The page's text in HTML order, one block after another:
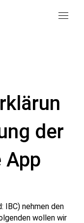
der
App
IBC) nehmen den
wollen wir